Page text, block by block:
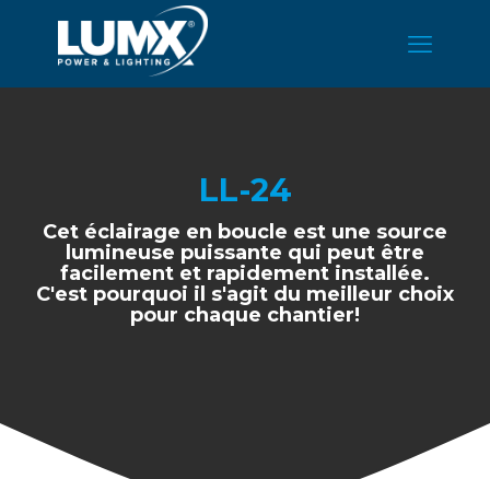
LL-24
Cet éclairage en boucle est une source
lumineuse puissante qui peut être
facilement et rapidement installée.
C'est pourquoi il s'agit du meilleur choix
pour chaque chantier!